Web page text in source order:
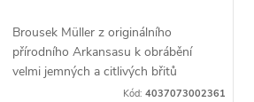
Brousek Müller z originálního
přírodního Arkansasu k obrábění
velmi jemných a citlivých břitů
Kód:4037073002361